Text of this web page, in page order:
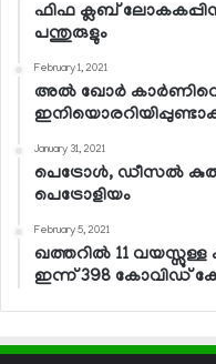
ഫിഫ ക്ലബ്
പന്തുരുളും
February 1, 2021
അല്‍ ഖോര്‍
January 31, 2021
പെട്രോള്‍, ഡീസല്‍
പെട്രോളിയം
February 5, 2021
ഖത്തറില്‍ 11 വയസ്സുള്ള
ഇന്ന് 398 കോവിഡ്